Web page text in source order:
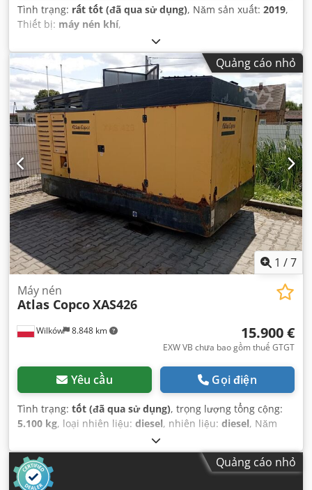
Tình trạng: rất tốt (đã qua sử dụng), Năm sản xuất: 2019,
Thiết bị: máy nén khí,
Quảng cáo nhỏ
1 /7
Wilków 8.848 km
Máy nén
Atlas CopcoXAS426
15.900 €
EXW VB chưa bao gồm thuế GTGT
Yêu cầu Gọi điện
Tình trạng: tốt (đã qua sử dụng), trọng lượng tổng cộng:
5.100 kg, loại nhiên liệu: diesel, nhiên liệu: diesel, Năm
Quảng cáo nhỏ